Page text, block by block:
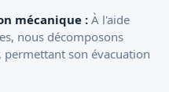
mécanique : À l'aide
nous décomposons
permettant son évacuation